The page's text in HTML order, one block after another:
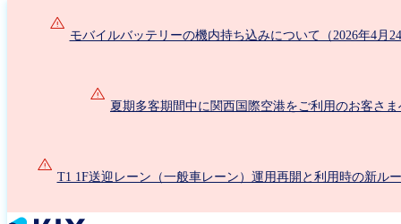
モバイルバッテリーの機内持ち込みについて（2026年4月
夏期多客期間中に関西国際空港をご利用のお客さま
T1 1F送迎レーン（一般車レーン）運用再開と利用時の新ル